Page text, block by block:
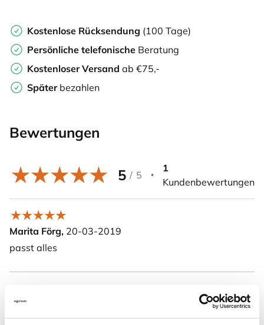
Kostenlose Rücksendung (100 Tage)
Persönliche telefonische Beratung
Kostenloser Versand ab €75,-
Später bezahlen
Bewertungen
5 / 5
1
Kundenbewertungen
Marita Förg, 20-03-2019
passt alles